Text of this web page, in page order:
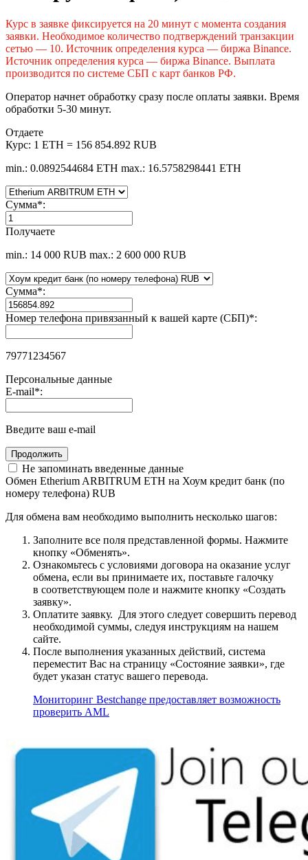
Курс в заявке фиксируется на 20 минут с момента создания
заявки. Необходимое количество подтверждений транзакции
сетью — 10. Источник определения курса — биржа Binance.
Источник определения курса — биржа Binance. Выплата
производится по системе СБП с карт банков РФ.
Оператор начнет обработку сразу после оплаты заявки. Время
обработки 5-30 минут.
Отдаете
Курс: 1 ETH = 156 854.892 RUB
min.: 0.0892544684 ETH max.: 16.5758298441 ETH
Сумма*:
Получаете
min.: 14 000 RUB max.: 2 600 000 RUB
Сумма*:
Номер телефона привязанный к вашей карте (СБП)*:
79771234567
Персональные данные
E-mail*:
Введите ваш e-mail
Не запоминать введенные данные
Обмен Etherium ARBITRUM ETH на Хоум кредит банк (по
номеру телефона) RUB
Для обмена вам необходимо выполнить несколько шагов:
Заполните все поля представленной формы. Нажмите
кнопку «Обменять».
Ознакомьтесь с условиями договора на оказание услуг
обмена, если вы принимаете их, поставьте галочку
в соответствующем поле и нажмите кнопку «Создать
заявку».
Оплатите заявку. Для этого следует совершить перевод
необходимой суммы, следуя инструкциям на нашем
сайте.
После выполнения указанных действий, система
переместит Вас на страницу «Состояние заявки», где
будет указан статус вашего перевода.
Мониторинг Bestchange предоставляет возможность
проверить AML